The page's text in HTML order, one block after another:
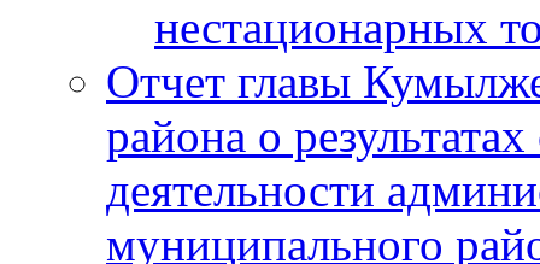
нестационарных
Отчет главы
района о
деятельности
муниципального